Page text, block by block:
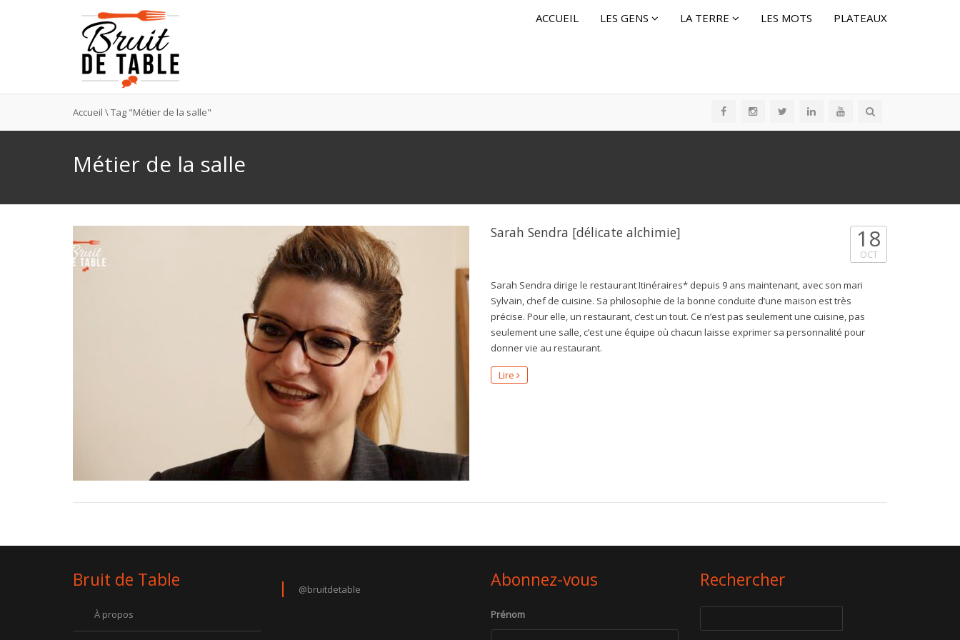
ACCUEIL LES GENS LA TERRE LES MOTS PLATEAUX
Accueil \Tag "Métier de la salle"
Métier de la salle
Sarah Sendra [délicate alchimie] 18
OCT
Sarah Sendra dirige le restaurant Itinéraires* depuis 9 ans maintenant, avec son mari
Sylvain, chef de cuisine. Sa philosophie de la bonne conduite d’une maison est très
précise. Pour elle, un restaurant, c’est un tout. Ce n’est pas seulement une cuisine, pas
seulement une salle, c’est une équipe où chacun laisse exprimer sa personnalité pour
donner vie au restaurant.
Lire
Bruit de Table
À propos
@bruitdetable Abonnez-vous
Prénom
Rechercher